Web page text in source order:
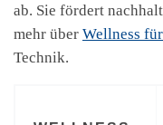
ab. Sie fördert
mehr über Wellness
Technik.